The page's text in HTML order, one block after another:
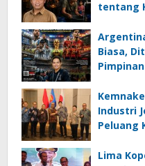
tentang
Rifai, SH
Biasa,
Industri
Peluang
Lima